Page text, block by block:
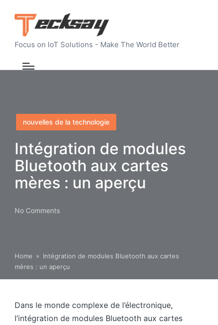
Focus on IoT Solutions - Make The World Better
Posted
in
nouvelles de la technologie
Intégration de modules
Bluetooth aux cartes
mères : un aperçu
No Comments
Home » Intégration de modules Bluetooth aux cartes
mères : un aperçu
Dans le monde complexe de l’électronique,
l’intégration de modules Bluetooth aux cartes